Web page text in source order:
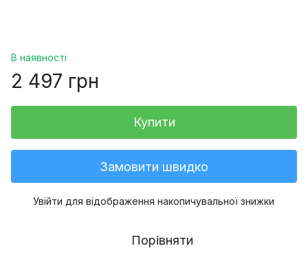
В наявності
2 497 грн
Купити
Замовити швидко
Увійти для відображення накопичувальної знижки
Порівняти